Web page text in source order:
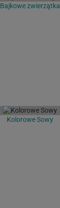
Bajkowe zwierzątka
Kolorowe Sowy